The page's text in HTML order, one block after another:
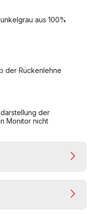
aus 100%
der Rückenlehne
der
Monitor nicht